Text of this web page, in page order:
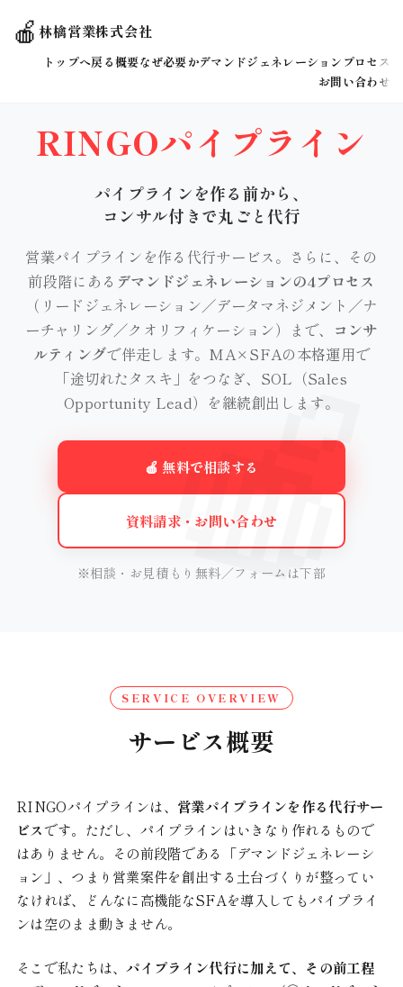
🍎林檎営業株式会社
トップへ戻る概要なぜ必要かデマンドジェネレーション プロセス
お問い合わせ
RINGOパイプライン
パイプラインを作る前から、
コンサル付きで丸ごと代行
営業パイプラインを作る代行サービス。さらに、その
前段階にある デマンドジェネレーションの4プロセス
（リードジェネレーション／データマネジメント／ナ
ーチャリング／クオリフィケーション）まで、 コンサ
ルティングで伴走します。MA×SFAの本格運用で
「途切れたタスキ」をつなぎ、SOL（Sales
Opportunity Lead）を継続創出します。
🍎 無料で相談する
資料請求・お問い合わせ
※相談・お見積もり無料／フォームは下部
SERVICE OVERVIEW
サービス概要
RINGOパイプラインは、 営業パイプラインを作る代行サー
ビスです。ただし、パイプラインはいきなり作れるもので
はありません。その前段階である「デマンドジェネレーシ
ョン」、つまり営業案件を創出する土台づくりが整ってい
なければ、どんなに高機能なSFAを導入してもパイプライ
ンは空のまま動きません。
そこで私たちは、パイプライン代行に加えて、その前工程